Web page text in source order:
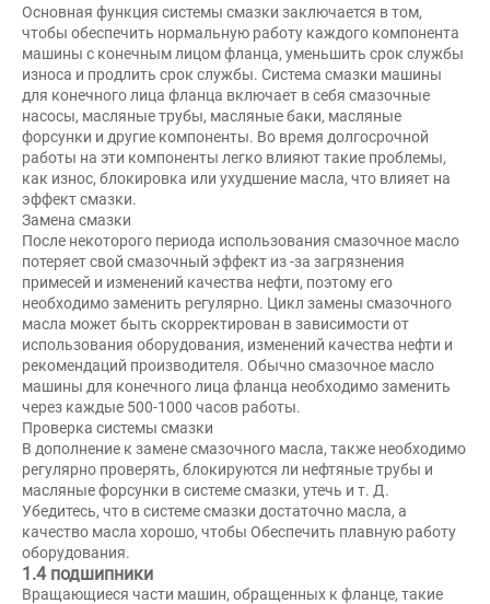
Основная функция системы смазки заключается в том,
чтобы обеспечить нормальную работу каждого компонента
машины с конечным лицом фланца, уменьшить срок службы
износа и продлить срок службы. Система смазки машины
для конечного лица фланца включает в себя смазочные
насосы, масляные трубы, масляные баки, масляные
форсунки и другие компоненты. Во время долгосрочной
работы на эти компоненты легко влияют такие проблемы,
как износ, блокировка или ухудшение масла, что влияет на
эффект смазки.
Замена смазки
После некоторого периода использования смазочное масло
потеряет свой смазочный эффект из -за загрязнения
примесей и изменений качества нефти, поэтому его
необходимо заменить регулярно. Цикл замены смазочного
масла может быть скорректирован в зависимости от
использования оборудования, изменений качества нефти и
рекомендаций производителя. Обычно смазочное масло
машины для конечного лица фланца необходимо заменить
через каждые 500-1000 часов работы.
Проверка системы смазки
В дополнение к замене смазочного масла, также необходимо
регулярно проверять, блокируются ли нефтяные трубы и
масляные форсунки в системе смазки, утечь и т. Д.
Убедитесь, что в системе смазки достаточно масла, а
качество масла хорошо, чтобы Обеспечить плавную работу
оборудования.
1.4 подшипники
Вращающиеся части машин, обращенных к фланце, такие